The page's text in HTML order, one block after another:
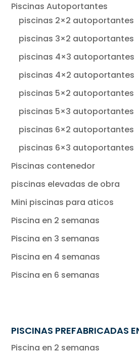
Piscinas Autoportantes
piscinas 2×2 autoportantes
piscinas 3×2 autoportantes
piscinas 4×3 autoportantes
piscinas 4×2 autoportantes
piscinas 5×2 autoportantes
piscinas 5×3 autoportantes
piscinas 6×2 autoportantes
piscinas 6×3 autoportantes
Piscinas contenedor
piscinas elevadas de obra
Mini piscinas para aticos
Piscina en 2 semanas
Piscina en 3 semanas
Piscina en 4 semanas
Piscina en 6 semanas
PISCINAS PREFABRICADAS
Piscina en 2 semanas